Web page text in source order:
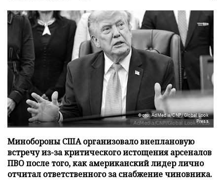
Фото: AdMedia/CNP/Global Look
Press
Минобороны США организовало внеплановую
встречу из-за критического истощения арсеналов
ПВО после того, как американский лидер лично
отчитал ответственного за снабжение чиновника.